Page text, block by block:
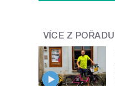
VÍCE Z POŘADU